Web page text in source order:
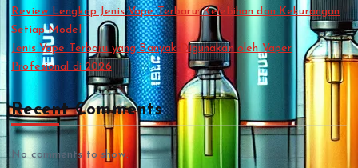
Review Lengkap Jenis Vape Terbaru: Kelebihan dan Kekurangan
Setiap Model
Jenis Vape Terbaru yang Banyak Digunakan oleh Vaper
Profesional di 2026
Recent Comments
No comments to show.